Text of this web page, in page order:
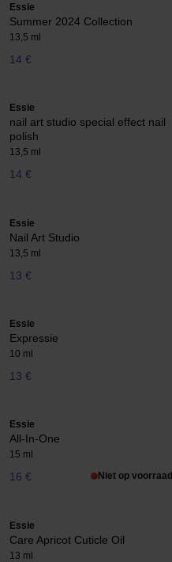
Essie
Summer 2024 Collection
13,5 ml
14 €
Essie
nail art studio special effect nail
polish
13,5 ml
14 €
Essie
Nail Art Studio
13,5 ml
13 €
Essie
Expressie
10 ml
13 €
Essie
All-In-One
15 ml
16 € Niet op voorraad
Essie
Care Apricot Cuticle Oil
13 ml